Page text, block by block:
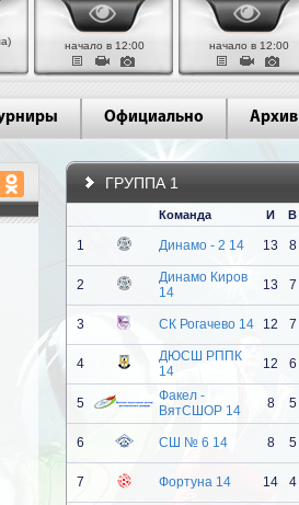
начало в 12:00 начало в 12:00
Официально Архив
ГРУППА 1
Команда И В
1 Динамо - 2 14 13 8
2
Динамо Киров
14
13 7
3 СК Рогачево 14 12 7
4
ДЮСШ РППК
14
12 6
5
Факел -
ВятСШОР 14
8 5
6 СШ № 6 14 8 5
7 Фортуна 14 14 4